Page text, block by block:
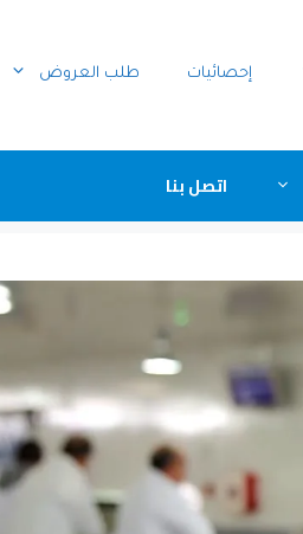
إحصائيات طلب العروض
اتصل بنا